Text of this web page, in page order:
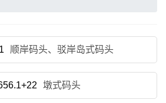
顺岸码头、驳岸岛式码头
墩式码头